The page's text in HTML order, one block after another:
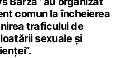
comun la încheierea
traficului de
sexuale și